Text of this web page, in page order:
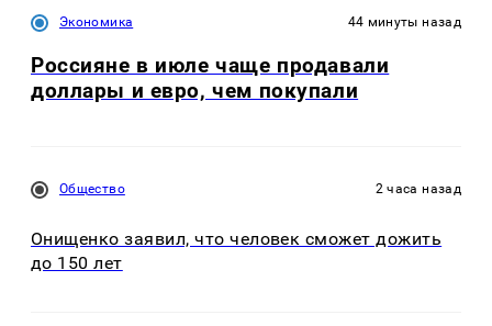
Экономика 44 минуты назад
Россияне в июле чаще продавали
доллары и евро, чем покупали
Общество 2 часа назад
Онищенко заявил, что человек сможет дожить
до 150 лет